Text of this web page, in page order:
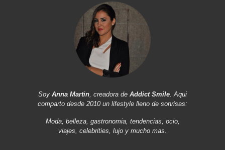
Soy Anna Martin, creadora de Addict Smile. Aqui
comparto desde 2010 un lifestyle lleno de sonrisas:
Moda, belleza, gastronomia, tendencias, ocio,
viajes, celebrities, lujo y mucho mas.